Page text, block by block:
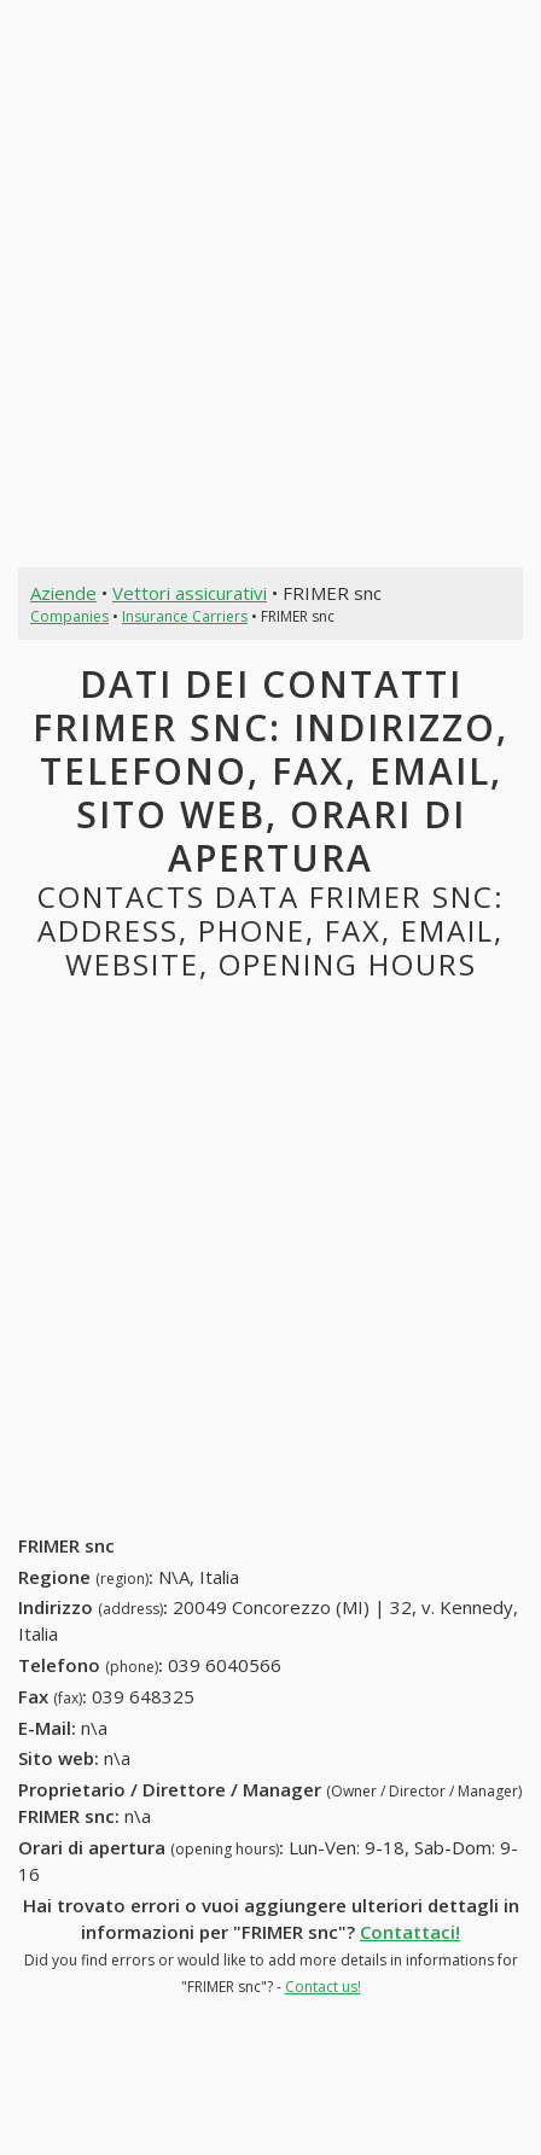
Aziende • Vettori assicurativi • FRIMER snc
Companies• Insurance Carriers• FRIMER snc
DATI DEI CONTATTI
FRIMER SNC: INDIRIZZO,
TELEFONO, FAX, EMAIL,
SITO WEB, ORARI DI
APERTURA
CONTACTS DATA FRIMER SNC:
ADDRESS, PHONE, FAX, EMAIL,
WEBSITE, OPENING HOURS
FRIMER snc
Regione (region): N\A, Italia
Indirizzo (address): 20049 Concorezzo (MI) | 32, v. Kennedy,
Italia
Telefono (phone): 039 6040566
Fax (fax): 039 648325
E-Mail: n\a
Sito web: n\a
Proprietario / Direttore / Manager (Owner / Director / Manager)
FRIMER snc: n\a
Orari di apertura (opening hours): Lun-Ven: 9-18, Sab-Dom: 9-
16
Hai trovato errori o vuoi aggiungere ulteriori dettagli in
informazioni per "FRIMER snc"? Contattaci!
Did you find errors or would like to add more details in informations for
"FRIMER snc"? - Contact us!